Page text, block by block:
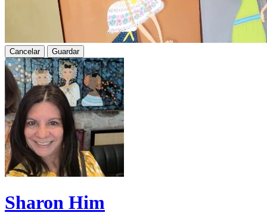
Cancelar Guardar
Sharon Him